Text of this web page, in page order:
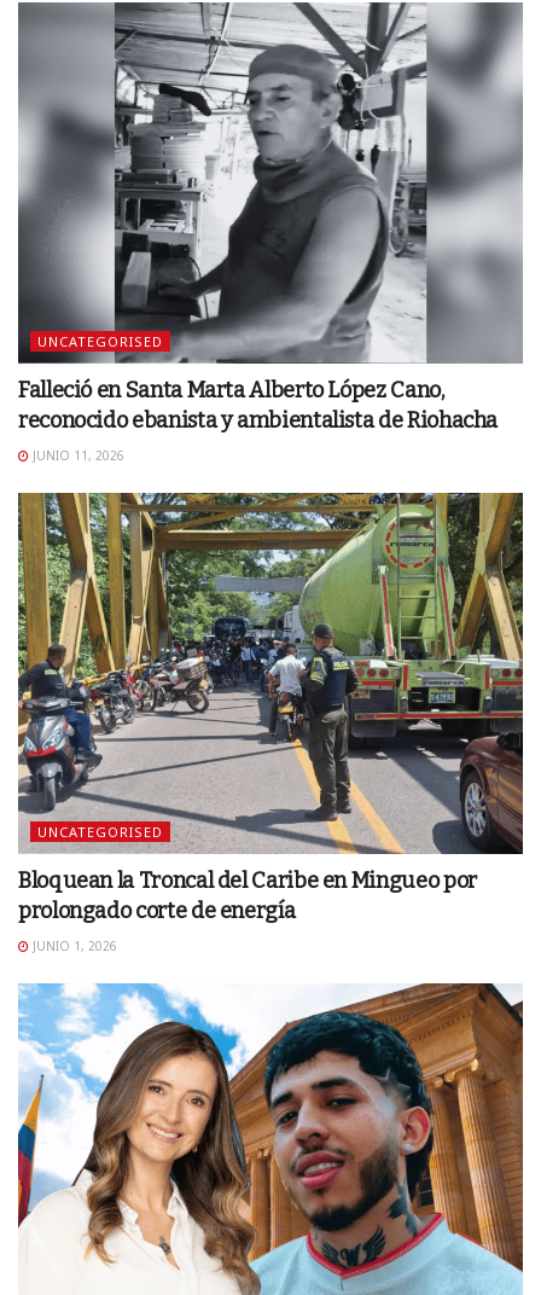
UNCATEGORISED
Falleció en Santa Marta Alberto López Cano,
reconocido ebanista y ambientalista de Riohacha
JUNIO 11, 2026
UNCATEGORISED
Bloquean la Troncal del Caribe en Mingueo por
prolongado corte de energía
JUNIO 1, 2026